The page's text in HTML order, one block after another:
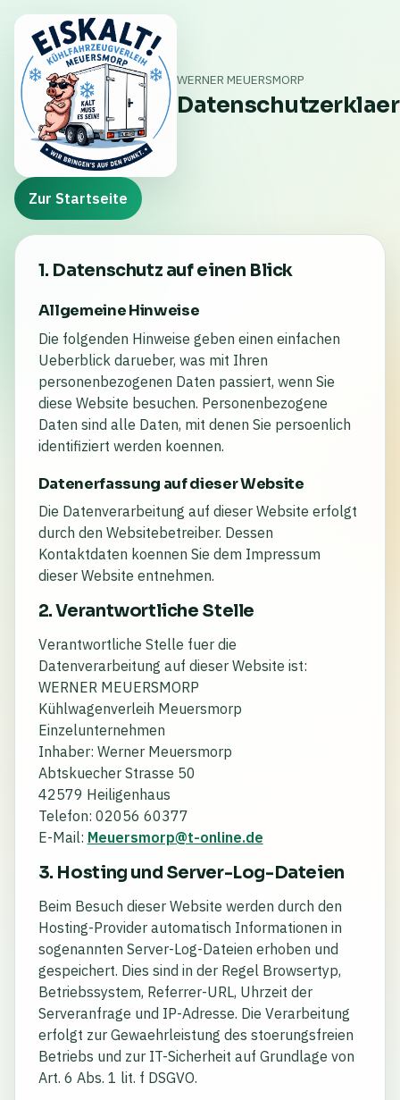
WERNER MEUERSMORP
Zur Startseite
1. Datenschutz auf einen Blick
Allgemeine Hinweise
Die folgenden Hinweise geben einen einfachen
Ueberblick darueber, was mit Ihren
personenbezogenen Daten passiert, wenn Sie
diese Website besuchen. Personenbezogene
Daten sind alle Daten, mit denen Sie persoenlich
identifiziert werden koennen.
Datenerfassung auf dieser Website
Die Datenverarbeitung auf dieser Website erfolgt
durch den Websitebetreiber. Dessen
Kontaktdaten koennen Sie dem Impressum
dieser Website entnehmen.
2. Verantwortliche Stelle
Verantwortliche Stelle fuer die
Datenverarbeitung auf dieser Website ist:
WERNER MEUERSMORP
Kühlwagenverleih Meuersmorp
Einzelunternehmen
Inhaber: Werner Meuersmorp
Abtskuecher Strasse 50
42579 Heiligenhaus
Telefon: 02056 60377
E-Mail: Meuersmorp@t-online.de
3. Hosting und Server-Log-Dateien
Beim Besuch dieser Website werden durch den
Hosting-Provider automatisch Informationen in
sogenannten Server-Log-Dateien erhoben und
gespeichert. Dies sind in der Regel Browsertyp,
Betriebssystem, Referrer-URL, Uhrzeit der
Serveranfrage und IP-Adresse. Die Verarbeitung
erfolgt zur Gewaehrleistung des stoerungsfreien
Betriebs und zur IT-Sicherheit auf Grundlage von
Art. 6 Abs. 1 lit. f DSGVO.